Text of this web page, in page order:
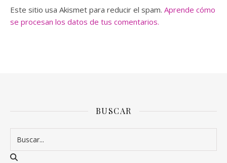
Este sitio usa Akismet para reducir el spam. Aprende cómo
se procesan los datos de tus comentarios.
BUSCAR